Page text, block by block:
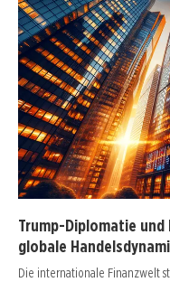
Trump-Diplomatie
globale
Die internationale Finanzwelt